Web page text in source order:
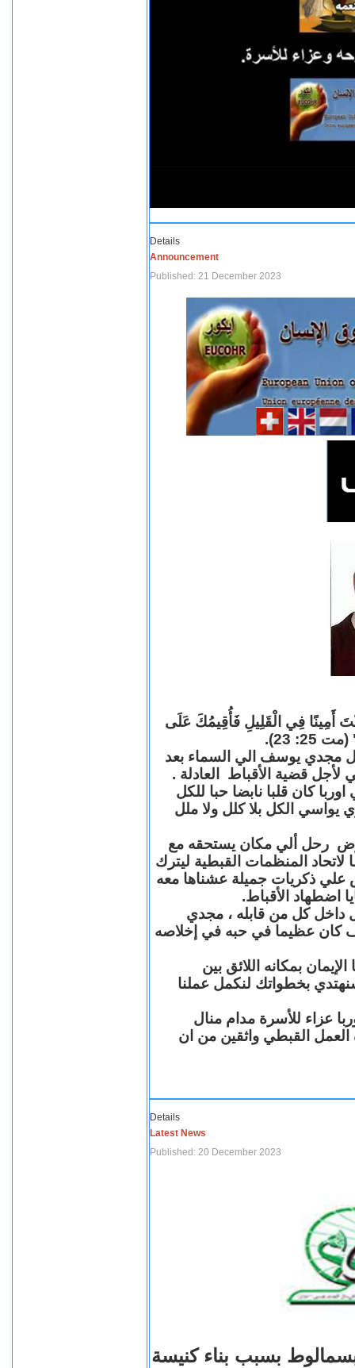
Details
Announcement
Published: 21 December 2023
أَمِينًا فِي الْقَلِيلِ فَأُقِيمُكَ عَلَى
23).
مجدي يوسف الي السماء بعد
قضية الأقباط العادلة .
كان قلبا نابضا حبا للكل
يواسي الكل بلا كلل ولا ملل
رحل ألي مكان يستحقه مع
المنظمات القبطية ليترك
علي ذكريات جميلة عشناها معه
اضطهاد الأقباط.
داخل كل من قابله ، مجدي
عظيما في حبه في إخلاصه
بمكانه اللائق بين
بخطواتك لنكمل عملنا
عزاء للأسرة مدام منال
العمل القبطي واثقين من ان
Details
Latest News
Published: 20 December 2023
بسبب بناء كنيسة